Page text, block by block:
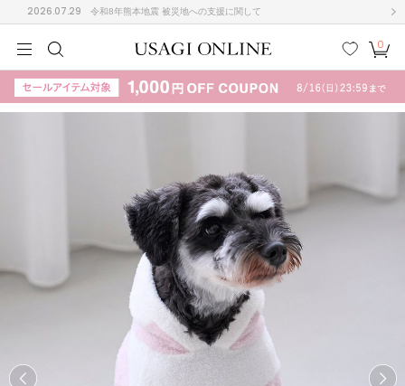
2026.07.29 令和8年熊本地震 被災地への支援に関して
検索
お気
に入
カー
ト
0
KIDSBABYBEAUTYLIFE STYLE
(710)
KIDSBABYBEAUTYLIFE STYLE
G
L M N
R S T U
W X Z
その
他
ACYM
アシーム